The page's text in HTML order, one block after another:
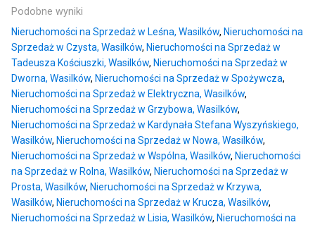
Podobne wyniki
Nieruchomości na Sprzedaż w Leśna, Wasilków, Nieruchomości na
Sprzedaż w Czysta, Wasilków, Nieruchomości na Sprzedaż w
Tadeusza Kościuszki, Wasilków, Nieruchomości na Sprzedaż w
Dworna, Wasilków, Nieruchomości na Sprzedaż w Spożywcza,
Nieruchomości na Sprzedaż w Elektryczna, Wasilków,
Nieruchomości na Sprzedaż w Grzybowa, Wasilków,
Nieruchomości na Sprzedaż w Kardynała Stefana Wyszyńskiego,
Wasilków, Nieruchomości na Sprzedaż w Nowa, Wasilków,
Nieruchomości na Sprzedaż w Wspólna, Wasilków, Nieruchomości
na Sprzedaż w Rolna, Wasilków, Nieruchomości na Sprzedaż w
Prosta, Wasilków, Nieruchomości na Sprzedaż w Krzywa,
Wasilków, Nieruchomości na Sprzedaż w Krucza, Wasilków,
Nieruchomości na Sprzedaż w Lisia, Wasilków, Nieruchomości na